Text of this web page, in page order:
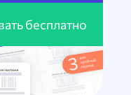
бесплатно